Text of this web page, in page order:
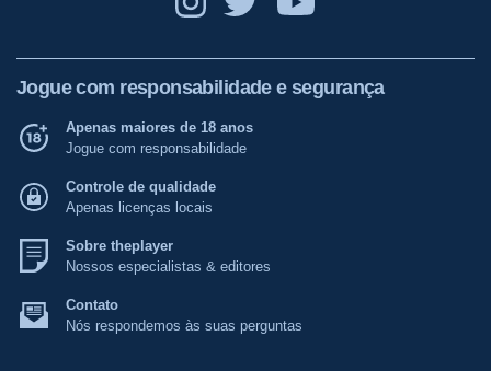
Jogue com responsabilidade e segurança
Apenas maiores de 18 anos
Jogue com responsabilidade
Controle de qualidade
Apenas licenças locais
Sobre theplayer
Nossos especialistas & editores
Contato
Nós respondemos às suas perguntas